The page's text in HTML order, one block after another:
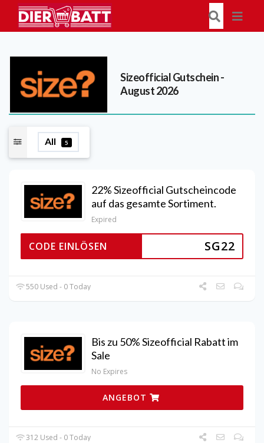
SizeofficialGutschein -
August 2026
All 5
22% Sizeofficial Gutscheincode
auf das gesamte Sortiment.
Expired
SG22
CODE EINLÖSEN
550 Used - 0 Today
Bis zu 50% Sizeofficial Rabatt im
Sale
No Expires
ANGEBOT
312 Used - 0 Today